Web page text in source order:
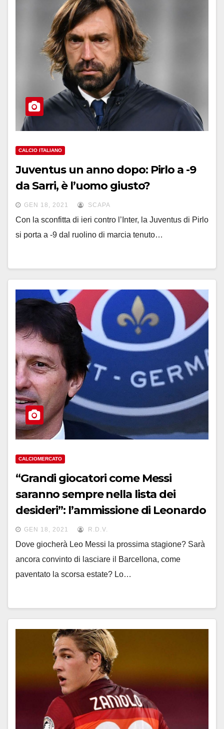
CALCIO ITALIANO
Juventus un anno dopo: Pirlo a -9
da Sarri, è l’uomo giusto?
GEN 18, 2021 SCAPA
Con la sconfitta di ieri contro l’Inter, la Juventus di Pirlo
si porta a -9 dal ruolino di marcia tenuto…
CALCIOMERCATO
“Grandi giocatori come Messi
saranno sempre nella lista dei
desideri”: l’ammissione di Leonardo
GEN 18, 2021 R.D.V.
Dove giocherà Leo Messi la prossima stagione? Sarà
ancora convinto di lasciare il Barcellona, come
paventato la scorsa estate? Lo…